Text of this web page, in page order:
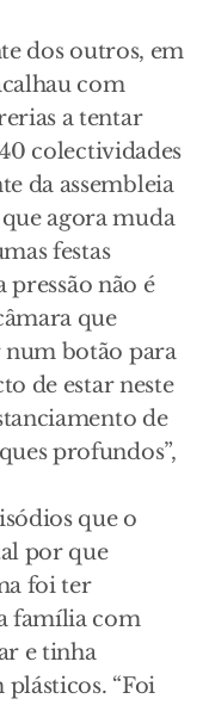
dos outros, em
com
a tentar
colectividades
da assembleia
agora muda
festas
pressão não é
que
botão para
de estar neste
de
profundos”,
que o
por que
foi ter
família com
e tinha
“Foi